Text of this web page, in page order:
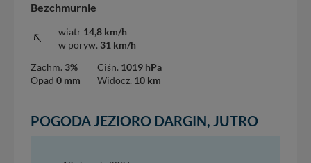
Bezchmurnie
wiatr 14,8 km/h
w poryw. 31 km/h
Zachm. 3%
Opad 0 mm
Ciśn. 1019 hPa
Widocz. 10 km
POGODA JEZIORO DARGIN, JUTRO